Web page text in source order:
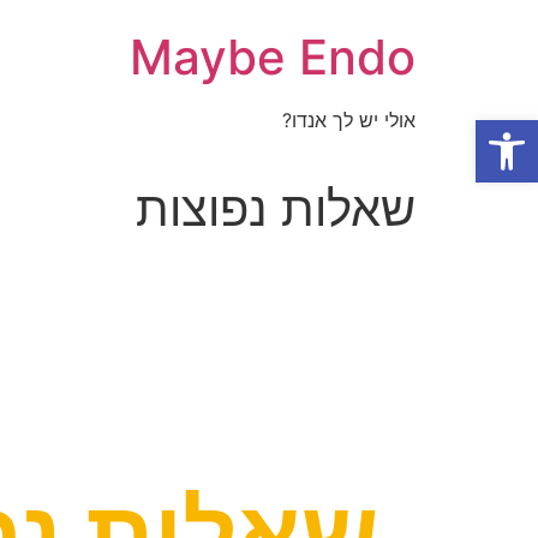
Maybe Endo
אולי יש לך אנדו?
שאלות נפוצות
פתח סרגל נגישות